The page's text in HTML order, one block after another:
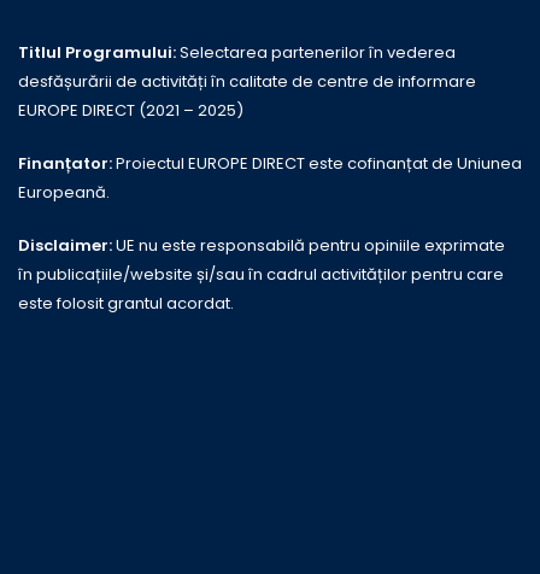
Titlul Programului:Selectarea partenerilor în vederea
desfășurării de activități în calitate de centre de informare
EUROPE DIRECT (2021 – 2025)
Finanțator:Proiectul EUROPE DIRECT este cofinanțat de Uniunea
Europeană.
Disclaimer:UE nu este responsabilă pentru opiniile exprimate
în publicațiile/website și/sau în cadrul activităților pentru care
este folosit grantul acordat.